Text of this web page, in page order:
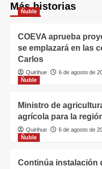
Más historias
Ñuble
COEVA aprueba
se emplazará en las
Carlos
Quirihue 6 de agosto de
Ñuble
Ministro de
agrícola para la
Quirihue 6 de agosto de
Ñuble
Continúa instalación